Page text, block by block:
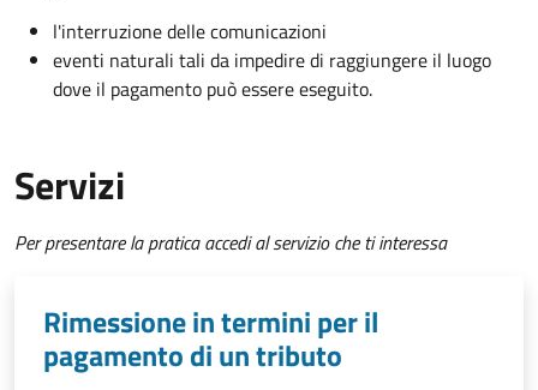
l'interruzione delle comunicazioni
eventi naturali tali da impedire di raggiungere il luogo
dove il pagamento può essere eseguito.
Servizi
Per presentare la pratica accedi al servizio che ti interessa
Rimessione in termini per il
pagamento di un tributo